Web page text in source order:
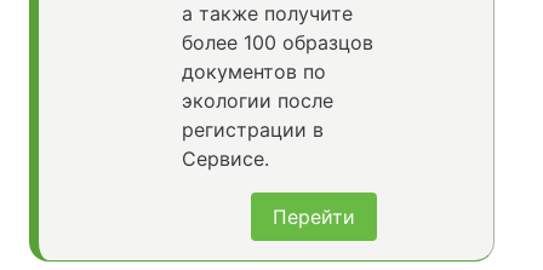
а также получите
более 100 образцов
документов по
экологии после
регистрации в
Сервисе.
Перейти